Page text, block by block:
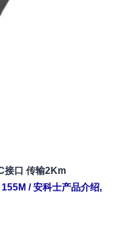
接口 传输2Km
155M /安科士产品介绍,